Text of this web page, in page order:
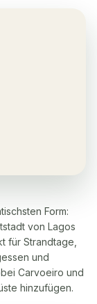
Form:
von Lagos
für Strandtage,
und
Carvoeiro und
hinzufügen.